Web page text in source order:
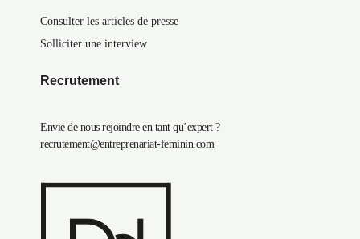
Consulter les articles de presse
Solliciter une interview
Recrutement
Envie de nous rejoindre en tant qu’expert ?
recrutement@entreprenariat-feminin.com